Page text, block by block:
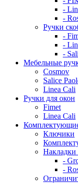
-
-
Ручки
-
-
-
Мебельные
Cosmov
Salice
Linea Cali
Ручки для окон
Fimet
Linea Cali
Ключики
-
-